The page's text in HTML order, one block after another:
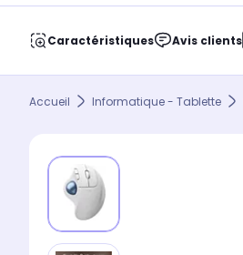
Caractéristiques Avis clients
Accueil Informatique - Tablette